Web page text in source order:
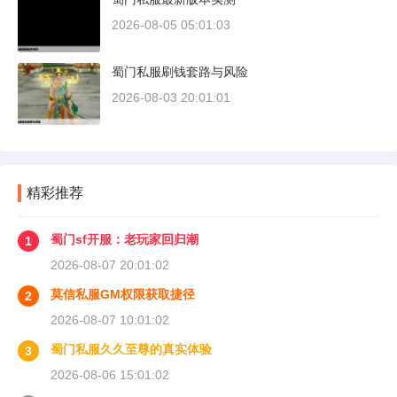
2026-08-05 05:01:03
蜀门私服刷钱套路与风险
2026-08-03 20:01:01
精彩推荐
1
蜀门sf开服：老玩家回归潮
2026-08-07 20:01:02
2
莫信私服GM权限获取捷径
2026-08-07 10:01:02
3
蜀门私服久久至尊的真实体验
2026-08-06 15:01:02